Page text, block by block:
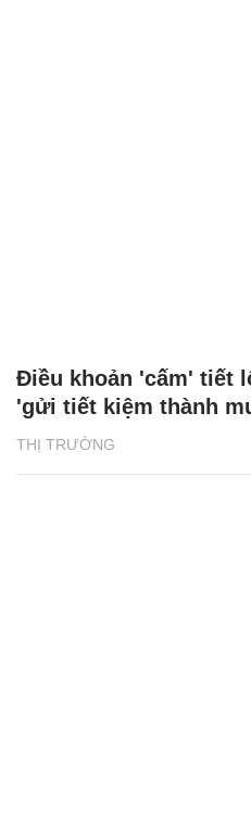
THỊ TRƯỜNG
Điều khoản 'cấm' tiết
'gửi tiết kiệm thành